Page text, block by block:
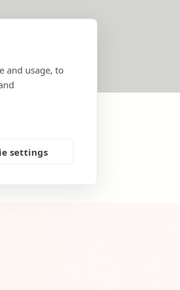
and usage, to
settings